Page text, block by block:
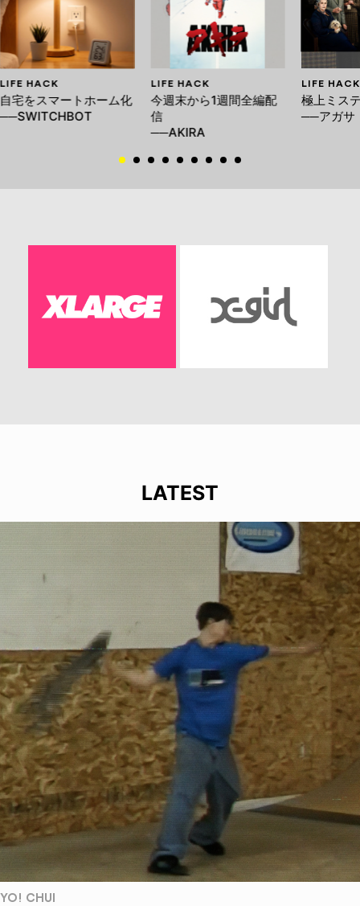
LIFE HACK
自宅をスマートホーム化
──SWITCHBOT
LIFE HACK
今週末から1週間全編配
信
──AKIRA
LIFE HACK
極上ミス
──アガサ
LATEST
YO! CHUI